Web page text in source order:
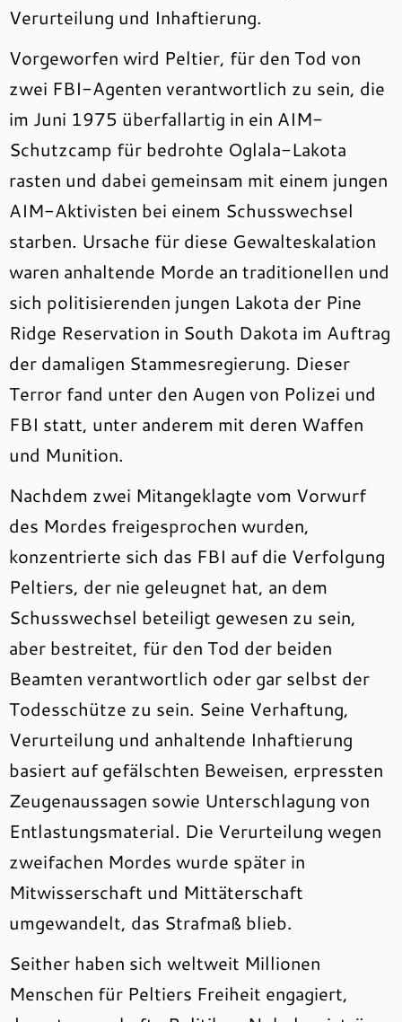
Verurteilung und Inhaftierung.
Vorgeworfen wird Peltier, für den Tod von
zwei FBI-Agenten verantwortlich zu sein, die
im Juni 1975 überfallartig in ein AIM-
Schutzcamp für bedrohte Oglala-Lakota
rasten und dabei gemeinsam mit einem jungen
AIM-Aktivisten bei einem Schusswechsel
starben. Ursache für diese Gewalteskalation
waren anhaltende Morde an traditionellen und
sich politisierenden jungen Lakota der Pine
Ridge Reservation in South Dakota im Auftrag
der damaligen Stammesregierung. Dieser
Terror fand unter den Augen von Polizei und
FBI statt, unter anderem mit deren Waffen
und Munition.
Nachdem zwei Mitangeklagte vom Vorwurf
des Mordes freigesprochen wurden,
konzentrierte sich das FBI auf die Verfolgung
Peltiers, der nie geleugnet hat, an dem
Schusswechsel beteiligt gewesen zu sein,
aber bestreitet, für den Tod der beiden
Beamten verantwortlich oder gar selbst der
Todesschütze zu sein. Seine Verhaftung,
Verurteilung und anhaltende Inhaftierung
basiert auf gefälschten Beweisen, erpressten
Zeugenaussagen sowie Unterschlagung von
Entlastungsmaterial. Die Verurteilung wegen
zweifachen Mordes wurde später in
Mitwisserschaft und Mittäterschaft
umgewandelt, das Strafmaß blieb.
Seither haben sich weltweit Millionen
Menschen für Peltiers Freiheit engagiert,